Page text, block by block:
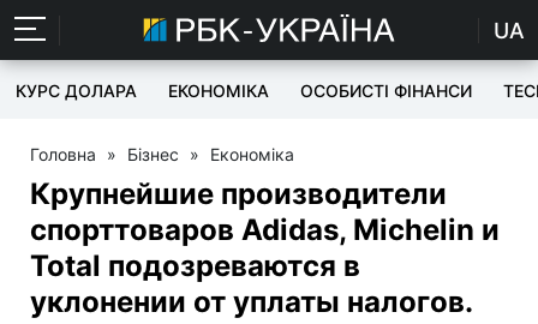
UA
КУРС ДОЛАРА ЕКОНОМІКА ОСОБИСТІ ФІНАНСИ
Головна » Бізнес » Економіка
Крупнейшие производители
спорттоваров Adidas, Michelin и
Total подозреваются в
уклонении от уплаты налогов.